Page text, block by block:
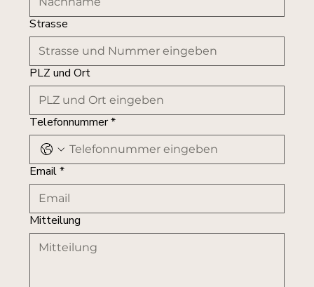
Strasse
PLZ und Ort
Telefonnummer*
Email*
Mitteilung